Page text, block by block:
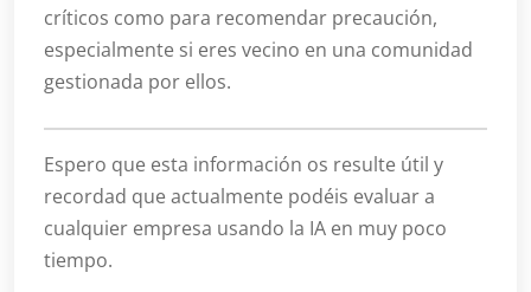
críticos como para recomendar precaución,
especialmente si eres vecino en una comunidad
gestionada por ellos.
Espero que esta información os resulte útil y
recordad que actualmente podéis evaluar a
cualquier empresa usando la IA en muy poco
tiempo.